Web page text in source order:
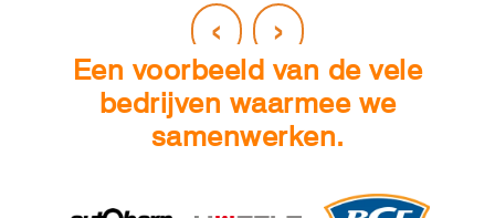
‹ ›
Een voorbeeld van de vele
bedrijven waarmee we
samenwerken.